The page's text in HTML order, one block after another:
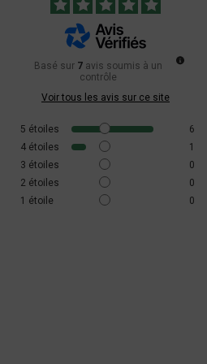
retrouver équilibre et sérénité
DESCRIPTION DE LA
La Royal Cheese Premium
variété de fleur de cannabis à
elle est soigneusement
supérieure, cette variété est
environnement contrôlé pour
THC inférieur à 0.3%. Récoltée
CBD présente des
de la lignée Blue Cheese,
LES SAVEURS DE LA
Les arômes de la Royal
CBD sont dominés par des
épicées, offrant une
LES EFFETS DE LA ROYAL
Basé sur 7 avis soumis à un
contrôle
Voir tous les avis sur ce site
5 étoiles
6
4 étoiles
1
3 étoiles
0
2 étoiles
0
1 étoile 0